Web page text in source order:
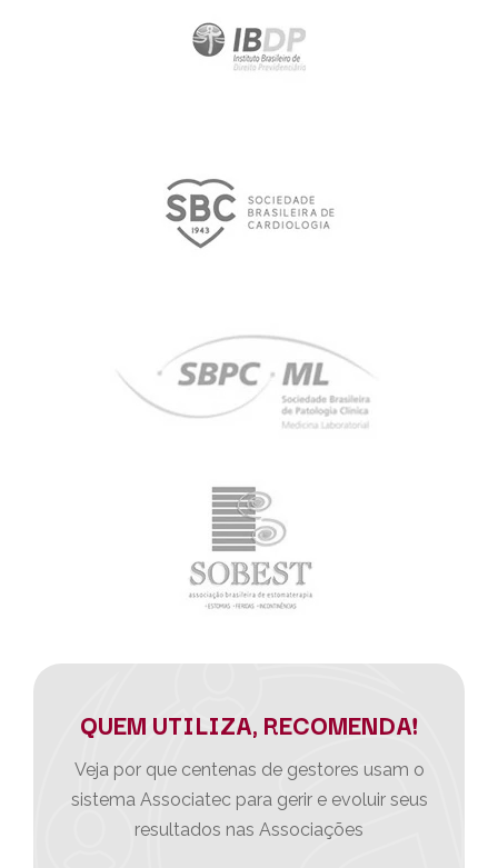
QUEM UTILIZA, RECOMENDA!
Veja por que centenas de gestores usam o
sistema Associatec para gerir e evoluir seus
resultados nas Associações